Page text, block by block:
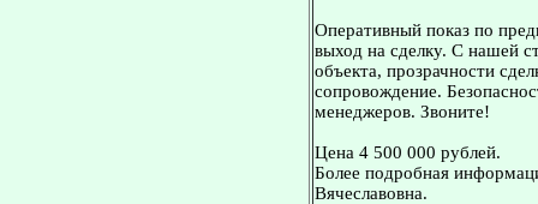
Оперативный показ по
выход на сделку. С нашей
объекта, прозрачности
сопровождение.
менеджеров. Звоните!
Цена 4 500 000 рублей.
Более подробная
Вячеславовна.